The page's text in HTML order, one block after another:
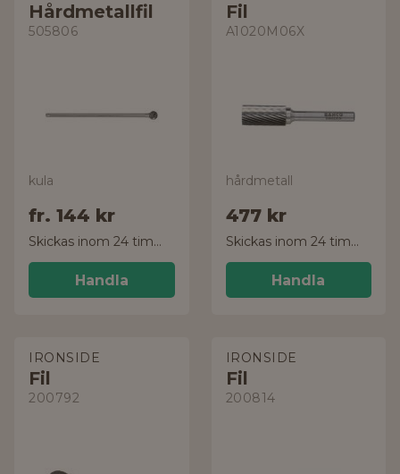
Hårdmetallfil
505806
kula
fr. 144 kr
Skickas inom 24 timmar!
Handla
Fil
A1020M06X
hårdmetall
477 kr
Skickas inom 24 timmar!
Handla
IRONSIDE
Fil
200792
IRONSIDE
Fil
200814